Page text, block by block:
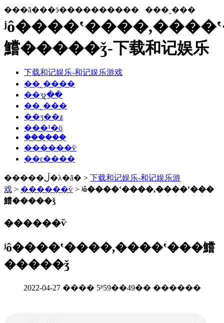
���ã���ӭ���������� ���˷���
鱨�����ǯ-下载和记娱乐
下载和记娱乐-和记娱乐游戏
��˾����
��ʒչ��
��˾���
��ʒ��ƶ
���¹�ӧ
����֤��
������ѷ
��ϵ����
�����ڵ�λ�ã� > 下载和记娱乐-和记娱乐游
戏 > ������ѷ>ʲô����ʽ����,����ʽ���
鱨�����ǯ
������ѷ
ʲô����ʽ����,����ʽ���鱨
�����ǯ
2022-04-27 ���� 5ʱ59��49�� ������